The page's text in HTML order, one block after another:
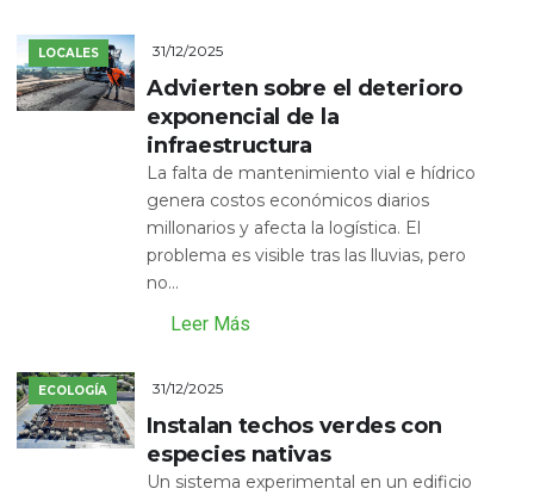
LOCALES 31/12/2025
Advierten sobre el deterioro
exponencial de la
infraestructura
La falta de mantenimiento vial e hídrico
genera costos económicos diarios
millonarios y afecta la logística. El
problema es visible tras las lluvias, pero
no...
Leer Más
ECOLOGÍA 31/12/2025
Instalan techos verdes con
especies nativas
Un sistema experimental en un edificio